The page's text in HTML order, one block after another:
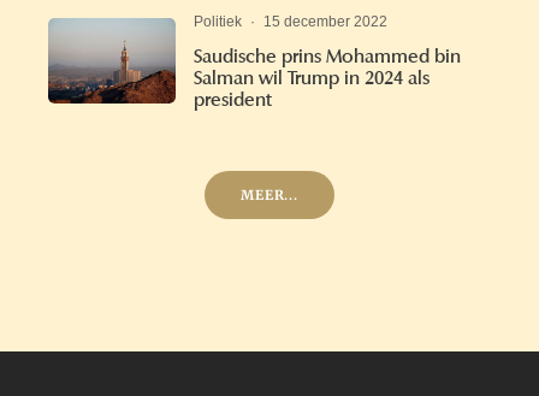
Politiek · 15 december 2022
Saudische prins Mohammed bin
Salman wil Trump in 2024 als
president
MEER...